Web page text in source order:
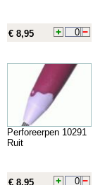
€ 8,95
Perforeerpen 10291
Ruit
€ 8,95